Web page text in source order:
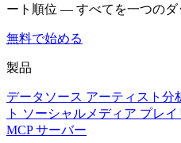
ート順位 — すべてを一つのダ
無料で始める
製品
データソース アーティスト分
ト ソーシャルメディア プレイ
MCP サーバー